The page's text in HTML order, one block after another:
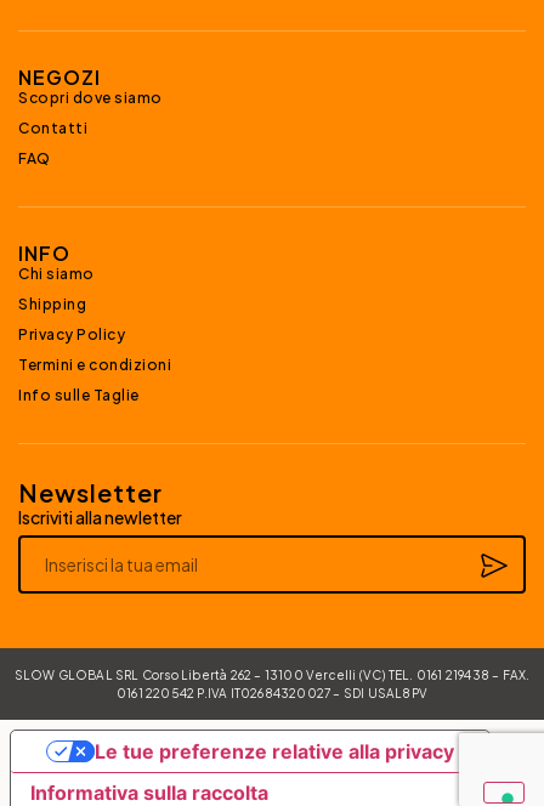
NEGOZI
Scopri dove siamo
Contatti
FAQ
INFO
Chi siamo
Shipping
Privacy Policy
Termini e condizioni
Info sulle Taglie
Newsletter
Iscriviti alla newletter
SLOW GLOBAL SRL Corso Libertà 262 – 13100 Vercelli (VC) TEL. 0161 219438 – FAX.
0161 220542 P.IVA IT02684320027 – SDI USAL8PV
Informativa sulla raccolta
Le tue preferenze relative alla privacy